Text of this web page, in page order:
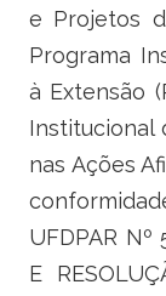
Ministério da Saúde
Ministério de Minas e
Ministério da Ciência,
e Projetos
Programa
à Extensão
Institucional
nas Ações
UFDPAR Nº
E